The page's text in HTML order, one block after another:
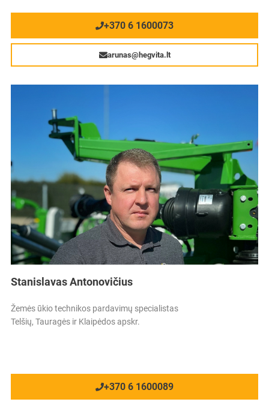
+370 6 1600073
arunas@hegvita.lt
Stanislavas Antonovičius
Žemės ūkio technikos pardavimų specialistas
Telšių, Tauragės ir Klaipėdos apskr.
+370 6 1600089